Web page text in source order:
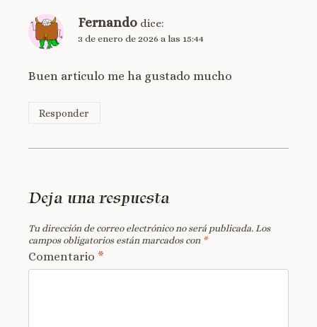
Fernando dice:
3 de enero de 2026 a las 15:44
Buen articulo me ha gustado mucho
Responder
Deja una respuesta
Tu dirección de correo electrónico no será publicada. Los
campos obligatorios están marcados con *
Comentario *